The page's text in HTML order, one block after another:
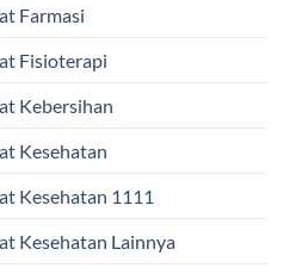
Farmasi
Fisioterapi
Kebersihan
Kesehatan
Kesehatan 1111
Kesehatan Lainnya